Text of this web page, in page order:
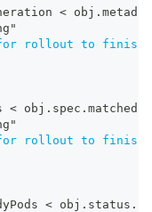
<
for rollout to finish
<
for rollout to finish
<